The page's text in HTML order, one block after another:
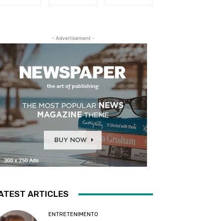
- Advertisement -
ARTICLES
ENTRETENIMENTO